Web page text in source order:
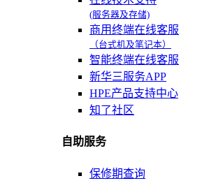
(服务器及存储)
商用终端在线客服
（台式机及笔记本）
智能终端在线客服
新华三服务APP
HPE产品支持中心
知了社区
自助服务
保修期查询